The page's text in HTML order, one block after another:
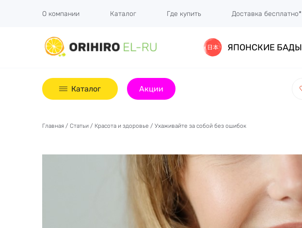
О компании Каталог Где купить Доставка бесплатно*
ЯПОНСКИЕ БАДЫ
Каталог Акции
Главная / Статьи / Красота и здоровье / Ухаживайте за собой без ошибок